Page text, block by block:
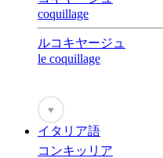
coquillage
ルコキヤージュ
le coquillage
♥
イタリア語
コンキッリア